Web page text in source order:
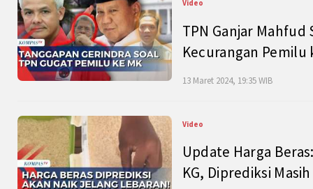
Video
TPN Ganjar Mahfud
Kecurangan Pemilu
13 Maret 2024, 19:35 WIB
Video
Update Harga
KG, Diprediksi